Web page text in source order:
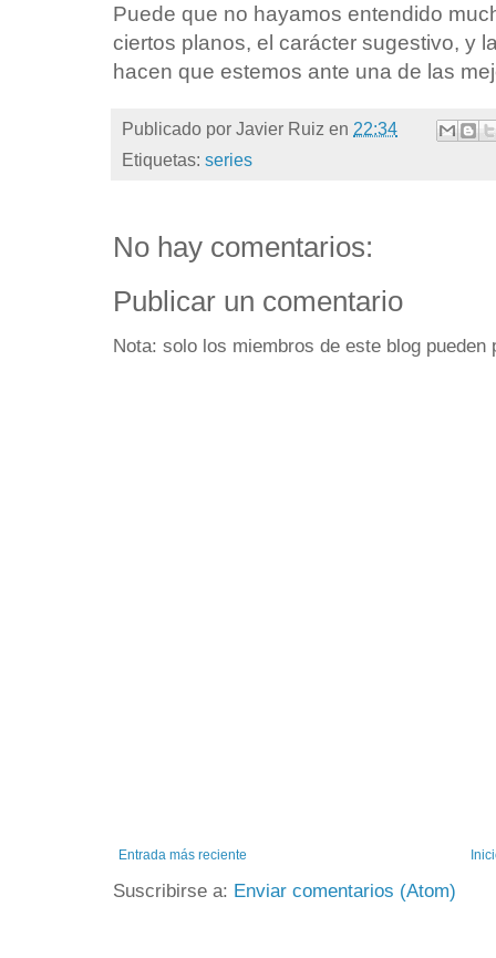
Puede que no hayamos entendido
ciertos planos, el carácter sugestivo, y
hacen que estemos ante una de las
Publicado por Javier Ruiz en 22:34
Etiquetas: series
No hay comentarios:
Publicar un comentario
Nota: solo los miembros de este blog pueden
Entrada más reciente
Suscribirse a: Enviar comentarios (Atom)